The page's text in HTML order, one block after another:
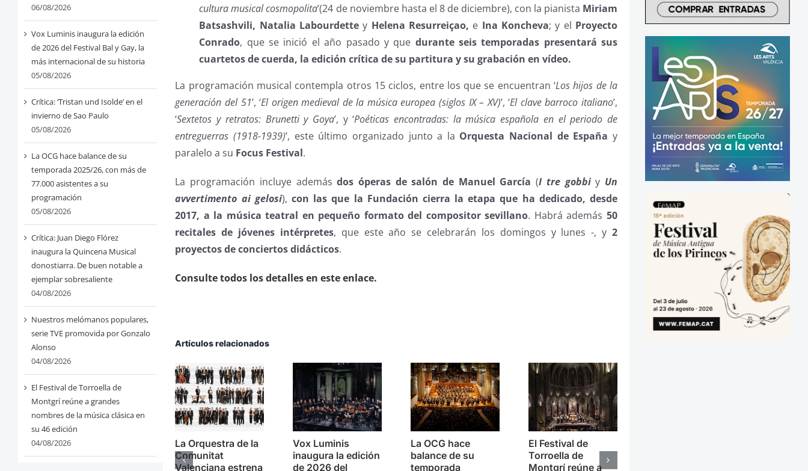
06/08/2026
Vox Luminis inaugura la edición
de 2026 del Festival Bal y Gay, la
más internacional de su historia
05/08/2026
Crítica: ‘Tristan und Isolde’ en el
invierno de Sao Paulo
05/08/2026
La OCG hace balance de su
temporada 2025/26, con más de
77.000 asistentes a su
programación
05/08/2026
Crítica: Juan Diego Flórez
inaugura la Quincena Musical
donostiarra. De buen notable a
ejemplar sobresaliente
04/08/2026
Nuestros melómanos populares,
serie TVE promovida por Gonzalo
Alonso
04/08/2026
El Festival de Torroella de
Montgrí reúne a grandes
nombres de la música clásica en
su 46 edición
04/08/2026
cultura musical cosmopolita’(24 de noviembre hasta el 8 de diciembre), con la pianista Miriam
Batsashvili, Natalia Labourdettey Helena Resurreiçao, e Ina Koncheva; y el Proyecto
Conrado, que se inició el año pasado y que durante seis temporadas presentará sus
cuartetos de cuerda, la edición crítica de su partitura y su grabación en vídeo.
La programación musical contempla otros 15 ciclos, entre los que se encuentran ‘Los hijos de la
generación del 51’, ‘El origen medieval de la música europea (siglos IX – XV)’, ‘El clave barroco italiano’,
‘Sextetos y retratos: Brunetti y Goya’, y ‘Poéticas encontradas: la música española en el periodo de
entreguerras (1918-1939)’, este último organizado junto a la Orquesta Nacional de España y
paralelo a su Focus Festival.
La programación incluye ademásdos óperas de salón de Manuel García (I tre gobbiy Un
avvertimento ai gelosi), con las que la Fundación cierra la etapa que ha dedicado, desde
2017, a la música teatral en pequeño formato del compositor sevillano. Habrá además 50
recitales de jóvenes intérpretes, que este año se celebrarán los domingos y lunes -, y 2
proyectos de conciertos didácticos.
Consulte todos los detalles en este enlace.
Artículos relacionados
La Orquestra de la
Comunitat
Valenciana estrena
Vox Luminis
inaugura la edición
de 2026 del
La OCG hace
balance de su
temporada
El Festival de
Torroella de
Montgrí reúne a